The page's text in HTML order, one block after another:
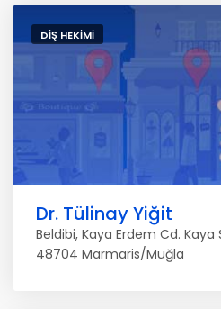
DIŞ HEKIMI
Dr. Tülinay Yiğit
Beldibi, Kaya Erdem Cd. Kaya
48704 Marmaris/Muğla